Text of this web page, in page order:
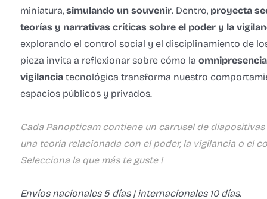
miniatura, simulando un souvenir. Dentro, proyecta
teorías y narrativas críticas sobre el poder y la
explorando el control social y el disciplinamiento de
pieza invita a reflexionar sobre cómo la
vigilancia tecnológica transforma nuestro
espacios públicos y privados.
Cada Panopticam contiene un carrusel de
una teoría relacionada con el poder, la vigilancia o el
Selecciona la que más te guste !
Envíos nacionales 5 días | internacionales 10 días.